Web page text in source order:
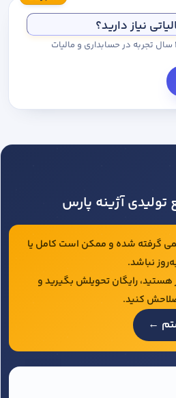
نیاز دارید؟
حَصین حاسب — بیش از ۲۵ سال تجربه در حسابداری و مالیات
تولیدی آژینه پارس
گرفته شده و ممکن است کامل یا
نباشد.
رایگان تحویلش بگیرید و
کنید.
←